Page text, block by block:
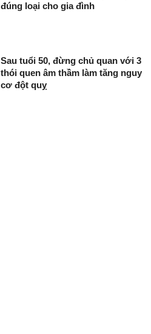
đúng loại cho gia đình
Sau tuổi 50, đừng chủ quan với 3
thói quen âm thầm làm tăng nguy
cơ đột quỵ